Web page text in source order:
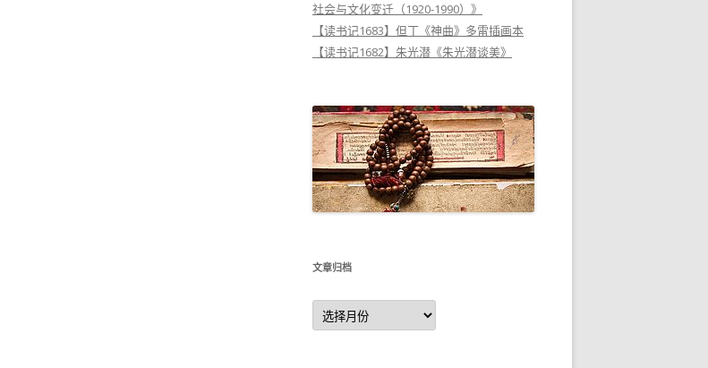
社会与文化变迁（1920-1990）》
【读书记1683】但丁《神曲》多雷插画本
【读书记1682】朱光潜《朱光潜谈美》
文章归档
文
章
归